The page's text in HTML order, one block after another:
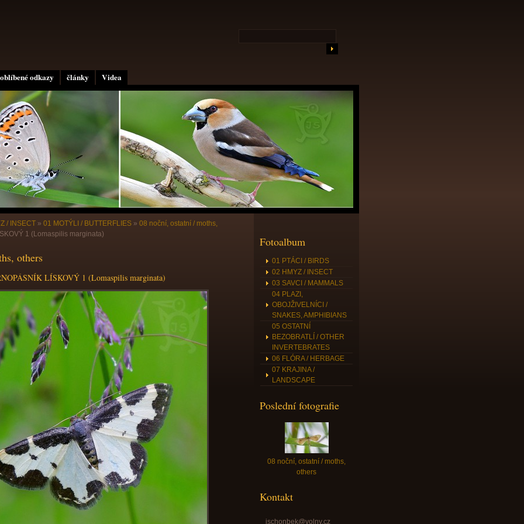
odkazy články Videa
/ INSECT » 01 MOTÝLI / BUTTERFLIES » 08 noční, ostatní / moths,
1 (Lomaspilis marginata)
others
LÍSKOVÝ 1 (Lomaspilis marginata)
Fotoalbum
01 PTÁCI / BIRDS
02 HMYZ / INSECT
03 SAVCI / MAMMALS
04 PLAZI,
OBOJŽIVELNÍCI /
SNAKES, AMPHIBIANS
05 OSTATNÍ
BEZOBRATLÍ / OTHER
INVERTEBRATES
06 FLÓRA / HERBAGE
07 KRAJINA /
LANDSCAPE
Poslední fotografie
08 noční, ostatní / moths,
others
Kontakt
jschonbek@volny.cz